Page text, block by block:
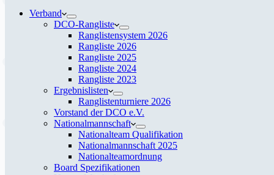
Verband
DCO-Rangliste
Ranglistensystem 2026
Rangliste 2026
Rangliste 2025
Rangliste 2024
Rangliste 2023
Ergebnislisten
Ranglistenturniere 2026
Vorstand der DCO e.V.
Nationalmannschaft
Nationalteam Qualifikation
Nationalmannschaft 2025
Nationalteamordnung
Board Spezifikationen